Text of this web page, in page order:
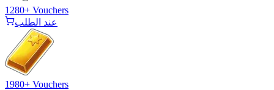
1280+ Vouchers
عند الطلب
1980+ Vouchers